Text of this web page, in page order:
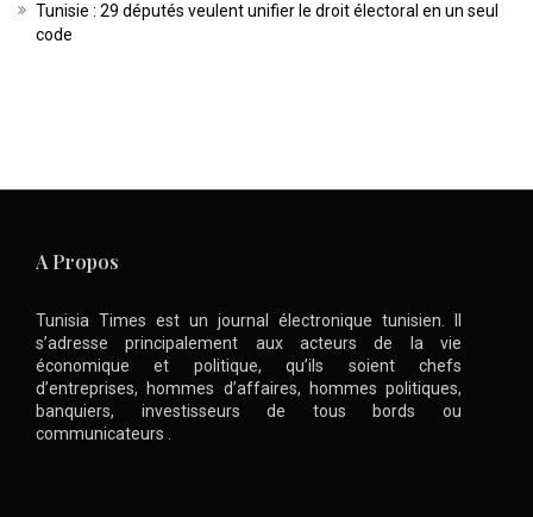
Tunisie : 29 députés veulent unifier le droit électoral en un seul
code
A Propos
Tunisia Times est un journal électronique tunisien. Il
s’adresse principalement aux acteurs de la vie
économique et politique, qu’ils soient chefs
d’entreprises, hommes d’affaires, hommes politiques,
banquiers, investisseurs de tous bords ou
communicateurs .